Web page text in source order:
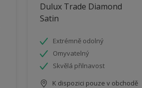
Dulux Trade Diamond
Satin
Extrémně odolný
Omyvatelný
Skvělá přilnavost
K dispozici pouze v obchodě